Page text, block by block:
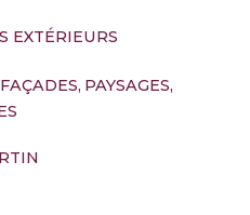
EXTÉRIEURS
PAYSAGES